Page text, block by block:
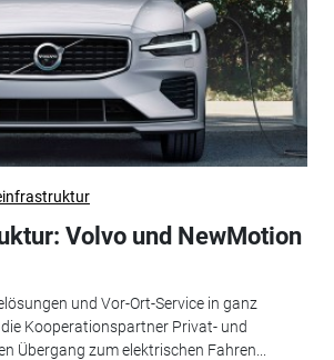
Volvo und NewMotion
und Vor-Ort-Service in ganz
Kooperationspartner Privat- und
Übergang zum elektrischen Fahren...